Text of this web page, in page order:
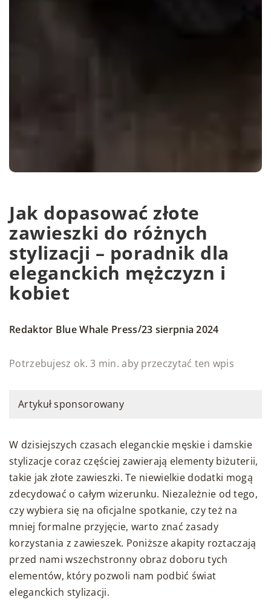
Jak dopasować złote
zawieszki do różnych
stylizacji – poradnik dla
eleganckich mężczyzn i
kobiet
Redaktor Blue Whale Press/23 sierpnia 2024
Potrzebujesz ok. 3 min. aby przeczytać ten wpis
Artykuł sponsorowany
W dzisiejszych czasach eleganckie męskie i damskie
stylizacje coraz częściej zawierają elementy biżuterii,
takie jak złote zawieszki. Te niewielkie dodatki mogą
zdecydować o całym wizerunku. Niezależnie od tego,
czy wybiera się na oficjalne spotkanie, czy też na
mniej formalne przyjęcie, warto znać zasady
korzystania z zawieszek. Poniższe akapity roztaczają
przed nami wszechstronny obraz doboru tych
elementów, który pozwoli nam podbić świat
eleganckich stylizacji.